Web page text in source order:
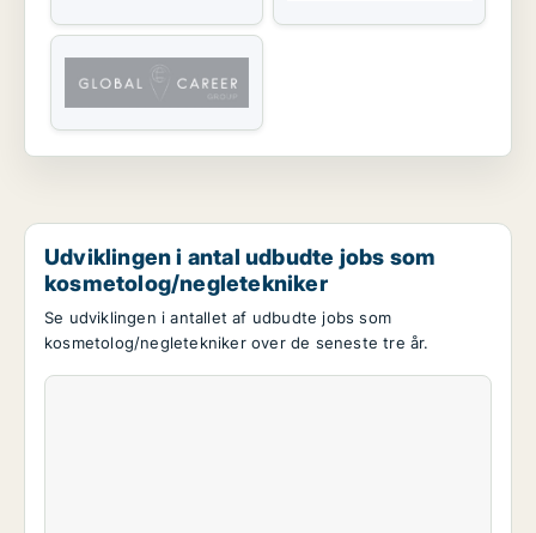
Udviklingen i antal udbudte jobs som
kosmetolog/negletekniker
Se udviklingen i antallet af udbudte jobs som
kosmetolog/negletekniker over de seneste tre år.